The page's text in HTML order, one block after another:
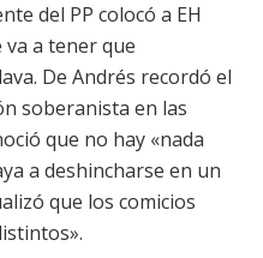
del PP colocó a EH
va a tener que
De Andrés recordó el
soberanista en las
que no hay «nada
a deshincharse en un
que los comicios